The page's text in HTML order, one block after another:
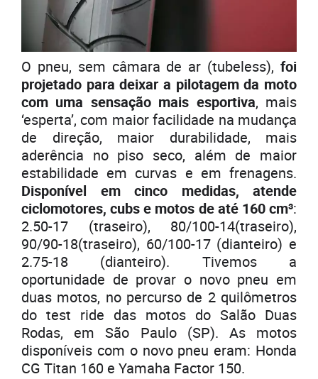
O pneu, sem câmara de ar (tubeless), foi
projetado para deixar a pilotagem da moto
com uma sensação mais esportiva, mais
‘esperta’, com maior facilidade na mudança
de direção, maior durabilidade, mais
aderência no piso seco, além de maior
estabilidade em curvas e em frenagens.
Disponível em cinco medidas, atende
ciclomotores, cubs e motos de até 160 cm³:
2.50-17 (traseiro), 80/100-14(traseiro),
90/90-18(traseiro), 60/100-17 (dianteiro) e
2.75-18 (dianteiro). Tivemos a
oportunidade de provar o novo pneu em
duas motos, no percurso de 2 quilômetros
do test ride das motos do Salão Duas
Rodas, em São Paulo (SP). As motos
disponíveis com o novo pneu eram: Honda
CG Titan 160 e Yamaha Factor 150.